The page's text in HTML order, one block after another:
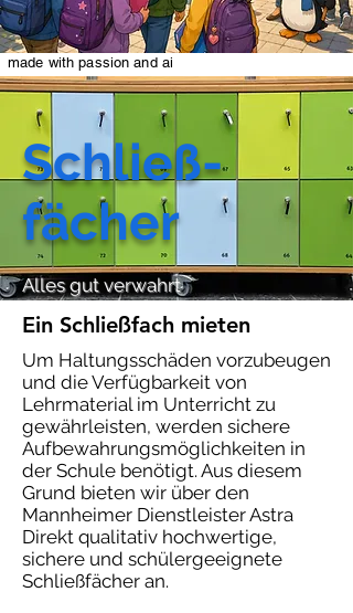
made with passion and ai
Schließ-
fächer
Alles gut verwahrt
Ein Schließfach mieten
Um Haltungsschäden vorzubeugen
und die Verfügbarkeit von
Lehrmaterial im Unterricht zu
gewährleisten, werden sichere
Aufbewahrungsmöglichkeiten in
der Schule benötigt. Aus diesem
Grund bieten wir über den
Mannheimer Dienstleister Astra
Direkt qualitativ hochwertige,
sichere und schülergeeignete
Schließfächer an.